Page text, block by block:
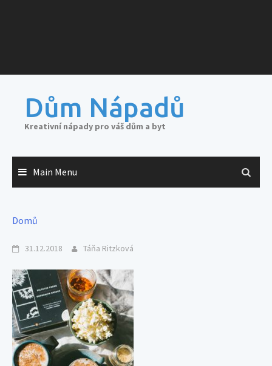
Dům Nápadů
Kreativní nápady pro váš dům a byt
Main Menu
Domů
31.12.2018 Táňa Ritzková